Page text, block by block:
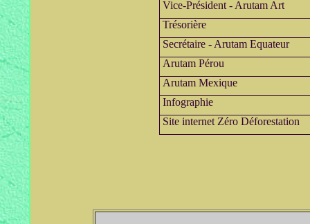
Vice-Président - Arutam Art
Trésorière
Secrétaire - Arutam Equateur
Arutam Pérou
Arutam Mexique
Infographie
Site internet Zéro Déforestation